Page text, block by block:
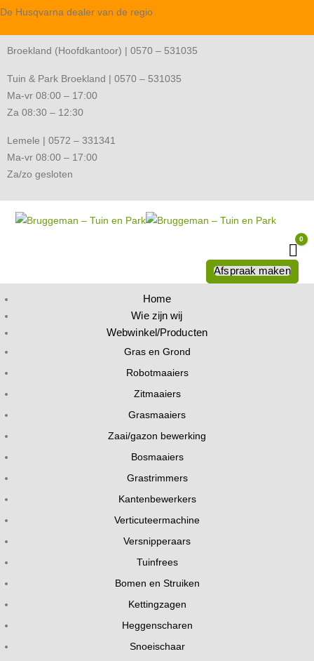
De Husqvarna dealer van de regio
Broekland (Hoofdkantoor) | 0570 – 531035
Tuin & Park Broekland | 0570 – 531035
Ma-vr 08:00 – 17:00
Za 08:30 – 12:30
Lemele | 0572 – 331341
Ma-vr 08:00 – 17:00
Za/zo gesloten
0
Afspraak maken
Home
Wie zijn wij
Webwinkel/Producten
Gras en Grond
Robotmaaiers
Zitmaaiers
Grasmaaiers
Zaai/gazon bewerking
Bosmaaiers
Grastrimmers
Kantenbewerkers
Verticuteermachine
Versnipperaars
Tuinfrees
Bomen en Struiken
Kettingzagen
Heggenscharen
Snoeischaar